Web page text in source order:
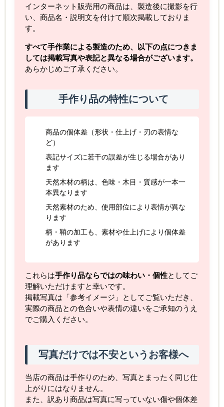
インターネット販売用の商品は、製造後に撮影を行
い、商品名・説明文を付けて順次掲載しておりま
す。
すべて手作業による製造のため、以下の点につきま
しては掲載写真や表記と異なる場合がございます。
あらかじめご了承ください。
手作り品の特性について
商品の個体差（形状・仕上げ・刃の表情な
ど）
表記サイズに若干の誤差が生じる場合があり
ます
天然木材の柄は、色味・木目・質感が一本一
本異なります
天然素材のため、使用部位により表情が異な
ります
柄・鞘の加工も、素材や仕上げにより個体差
があります
これらは手作り品ならではの味わい・個性としてご
理解いただけますと幸いです。
掲載写真は「参考イメージ」としてご覧いただき、
実際の商品との色合いや表情の違いをご承知のうえ
でご購入ください。
写真だけでは不安というお客様へ
当店の商品は手作りのため、写真とまったく同じ仕
上がりにはなりません。
また、訳あり商品は写真に写っていない傷や個体差